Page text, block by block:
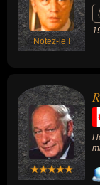
président d'un parti
animateur de
dauphin, écrivain,
femmes, ministre,
Notez-le !